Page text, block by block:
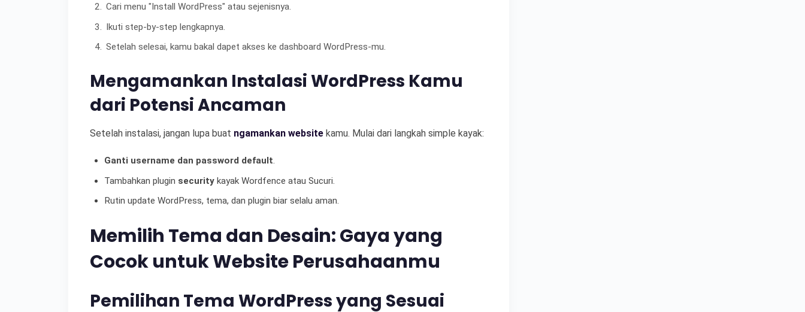
Cari menu "Install WordPress" atau sejenisnya.
Ikuti step-by-step lengkapnya.
Setelah selesai, kamu bakal dapet akses ke dashboard WordPress-mu.
Mengamankan Instalasi WordPress Kamu
dari Potensi Ancaman
Setelah instalasi, jangan lupa buat ngamankan website kamu. Mulai dari langkah simple kayak:
Ganti username dan password default.
Tambahkan plugin security kayak Wordfence atau Sucuri.
Rutin update WordPress, tema, dan plugin biar selalu aman.
Memilih Tema dan Desain: Gaya yang
Cocok untuk Website Perusahaanmu
Pemilihan Tema WordPress yang Sesuai